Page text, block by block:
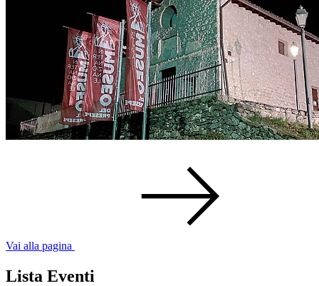
Vai alla pagina
Lista Eventi